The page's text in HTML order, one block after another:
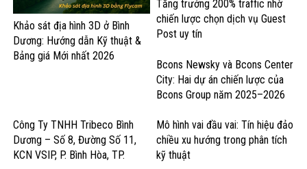
Khảo sát địa hình 3D ở Bình
Dương: Hướng dẫn Kỹ thuật &
Bảng giá Mới nhất 2026
Tăng trưởng 200% traffic nhờ
chiến lược chọn dịch vụ Guest
Post uy tín
Bcons Newsky và Bcons Center
City: Hai dự án chiến lược của
Bcons Group năm 2025–2026
Công Ty TNHH Tribeco Bình
Dương – Số 8, Đường Số 11,
KCN VSIP, P. Bình Hòa, TP.
Mô hình vai đầu vai: Tín hiệu đảo
chiều xu hướng trong phân tích
kỹ thuật